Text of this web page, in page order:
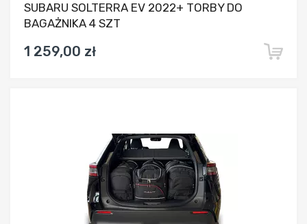
SUBARU SOLTERRA EV 2022+ TORBY DO
BAGAŻNIKA 4 SZT
1 259,00 zł